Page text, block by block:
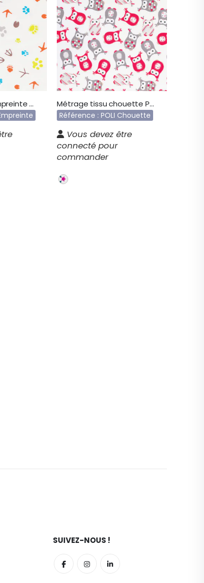
Métrage tissu empreinte POLI Métrage tissu chouette POLI
Référence : POLI Chouette
Vous devez être
connecté pour
commander
SUIVEZ-NOUS !